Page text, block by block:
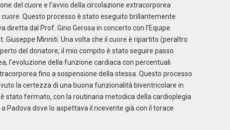
del cuore e l’avvio della circolazione extracorporea
Questo processo è stato eseguito brillantemente
diretta dal Prof. Gino Gerosa in concerto con l’Equipe
Giuseppe Minniti. Una volta che il cuore è ripartito (peraltro
del donatore, il mio compito è stato seguire passo
l’evoluzione della funzione cardiaca con percentuali
fino a sospensione della stessa. Questo processo
la certezza di una buona funzionalità biventricolare in
stato fermato, con la routinaria metodica della cardioplegia
Padova dove lo aspettava il ricevente già con il torace